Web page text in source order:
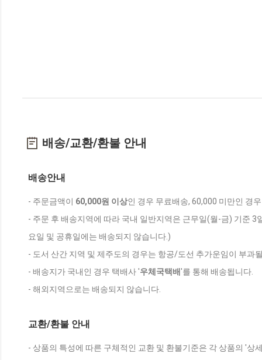
배송/교환/환불 안내
배송안내
- 주문금액이 60,000원 이상인 경우 무료배송, 60,000 미만인 경
- 주문 후 배송지역에 따라 국내 일반지역은 근무일(월-금) 기준
요일 및 공휴일에는 배송되지 않습니다.)
- 도서 산간 지역 및 제주도의 경우는 항공/도선 추가운임이 부과
- 배송지가 국내인 경우 택배사 '우체국택배'를 통해 배송됩니다.
- 해외지역으로는 배송되지 않습니다.
교환/환불 안내
- 상품의 특성에 따른 구체적인 교환 및 환불기준은 각 상품의 '상